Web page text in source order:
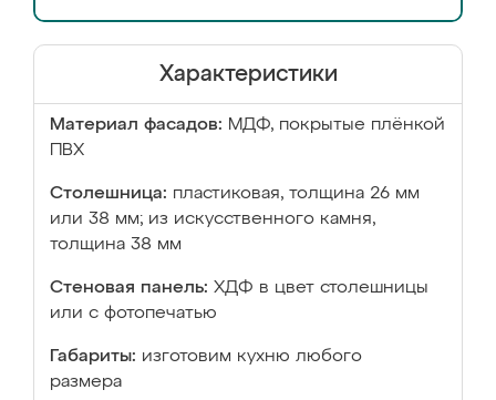
Характеристики
Материал фасадов: МДФ, покрытые плёнкой
ПВХ
Столешница: пластиковая, толщина 26 мм
или 38 мм; из искусственного камня,
толщина 38 мм
Стеновая панель: ХДФ в цвет столешницы
или с фотопечатью
Габариты: изготовим кухню любого
размера